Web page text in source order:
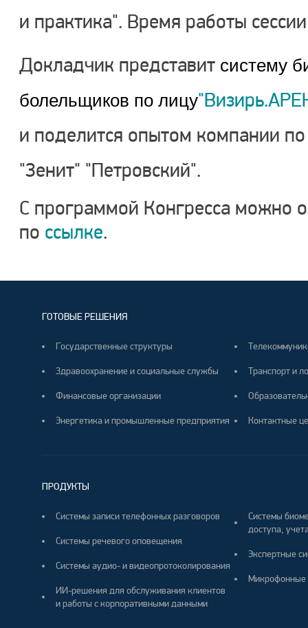
и практика". Время работы
Докладчик представит систему
болельщиков по лицу
и поделится опытом компании
"Зенит" "Петровский".
С программой Конгресса можно
по ссылке.
ГОТОВЫЕ РЕШЕНИЯ
Государственные структуры
Здравоохранение и социальные службы
Финансовые организации
Энергетика и промышленные предприятия
Транспорт и
Контактные
ПРОДУКТЫ
Системы записи телефонных разговоров
Системы речевого оповещения
Системы аудио- и видеопротоколирования
ИИ-решения для обслуживания клиентов
и работы с корпоративными данными
Системы
доступа,
Экспертные
Микрофонные